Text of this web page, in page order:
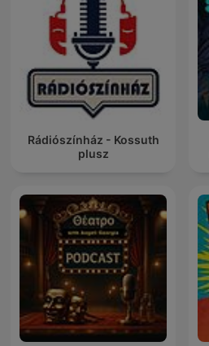
Rádiószínház - Kossuth
plusz